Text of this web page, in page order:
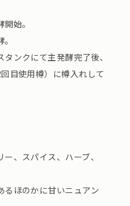
始。
ンクにて主発酵完了後、
目使用樽）に樽入れして
、スパイス、ハーブ、
るほのかに甘いニュアン